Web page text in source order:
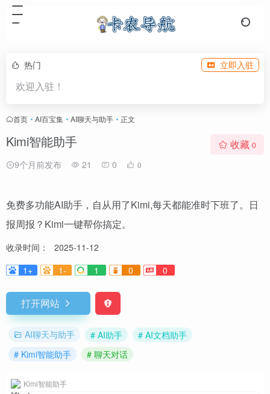
热门 立即入驻
欢迎入驻！
首页 • AI百宝集 • AI聊天与助手 • 正文
Kimi智能助手
9个月前发布 21 0 0
收藏 0
免费多功能AI助手，自从用了Kimi,每天都能准时下班了。日
报周报？Kimi一键帮你搞定。
收录时间：
2025-11-12
1+
1- 1 0 0
打开网站
AI聊天与助手 # AI助手
# AI文档助手
# Kimi智能助手
# 聊天对话
Kimi智能助手